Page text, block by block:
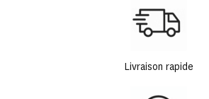
Livraison rapide